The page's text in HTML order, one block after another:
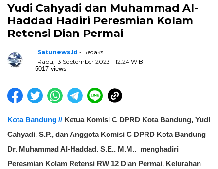
Yudi Cahyadi dan Muhammad Al-
Haddad Hadiri Peresmian Kolam
Retensi Dian Permai
Satunews.id - Redaksi
Rabu, 13 September 2023 - 12:24 WIB
5017 views
Kota Bandung // Ketua Komisi C DPRD Kota Bandung, Yudi
Cahyadi, S.P., dan Anggota Komisi C DPRD Kota Bandung
Dr. Muhammad Al-Haddad, S.E., M.M., menghadiri
Peresmian Kolam Retensi RW 12 Dian Permai, Kelurahan